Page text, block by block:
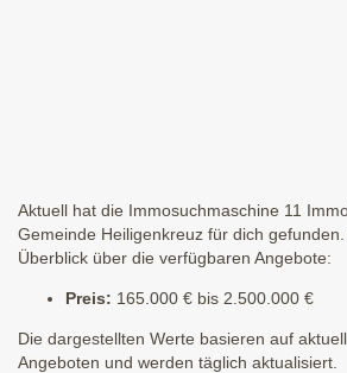
Aktuell hat die Immosuchmaschine 11
Gemeinde Heiligenkreuz für dich
Überblick über die verfügbaren Angebote:
Preis: 165.000 € bis 2.500.000 €
Die dargestellten Werte basieren auf
Angeboten und werden täglich aktualisiert.